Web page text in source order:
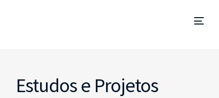
Estudos e Projetos
Coordenação e Fiscalização de Obra